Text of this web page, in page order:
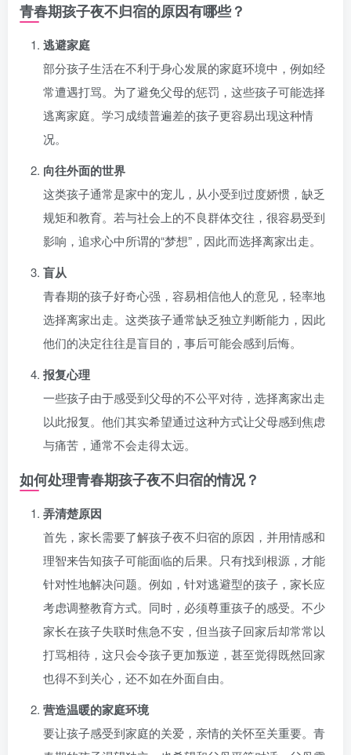
青春期孩子夜不归宿的原因有哪些？
逃避家庭
部分孩子生活在不利于身心发展的家庭环境中，例如经
常遭遇打骂。为了避免父母的惩罚，这些孩子可能选择
逃离家庭。学习成绩普遍差的孩子更容易出现这种情
况。
向往外面的世界
这类孩子通常是家中的宠儿，从小受到过度娇惯，缺乏
规矩和教育。若与社会上的不良群体交往，很容易受到
影响，追求心中所谓的“梦想”，因此而选择离家出走。
盲从
青春期的孩子好奇心强，容易相信他人的意见，轻率地
选择离家出走。这类孩子通常缺乏独立判断能力，因此
他们的决定往往是盲目的，事后可能会感到后悔。
报复心理
一些孩子由于感受到父母的不公平对待，选择离家出走
以此报复。他们其实希望通过这种方式让父母感到焦虑
与痛苦，通常不会走得太远。
如何处理青春期孩子夜不归宿的情况？
弄清楚原因
首先，家长需要了解孩子夜不归宿的原因，并用情感和
理智来告知孩子可能面临的后果。只有找到根源，才能
针对性地解决问题。例如，针对逃避型的孩子，家长应
考虑调整教育方式。同时，必须尊重孩子的感受。不少
家长在孩子失联时焦急不安，但当孩子回家后却常常以
打骂相待，这只会令孩子更加叛逆，甚至觉得既然回家
也得不到关心，还不如在外面自由。
营造温暖的家庭环境
要让孩子感受到家庭的关爱，亲情的关怀至关重要。青